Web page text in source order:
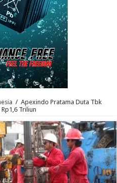
/ Apexindo Pratama Duta Tbk
Rp1,6 Triliun